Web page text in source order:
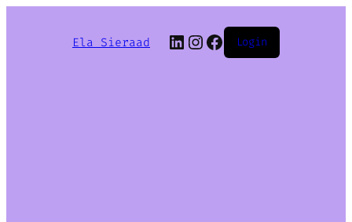
Ela Sieraad LinkedIn
Instagram
Facebook
Login